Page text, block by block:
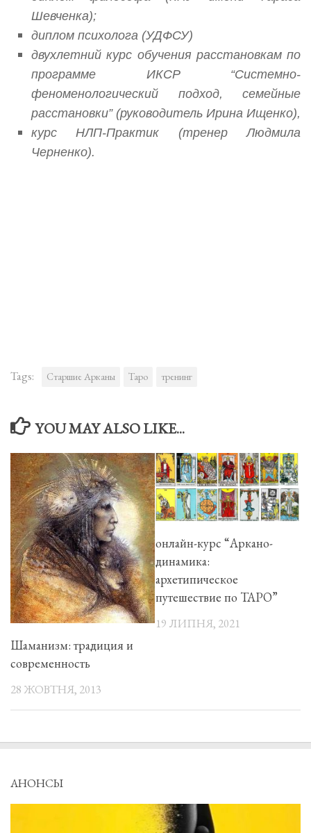
Шевченка);
диплом психолога (УДФСУ)
двухлетний курс обучения расстановкам по
программе ИКСР “Системно-
феноменологический подход, семейные
расстановки” (руководитель Ирина Ищенко),
курс НЛП-Практик (тренер Людмила
Черненко).
Tags: Старшие Арканы Таро тренинг
YOU MAY ALSO LIKE...
Шаманизм: традиция и
современность
28 ЖОВТНЯ, 2013
онлайн-курс “Аркано-
динамика:
архетипическое
путешествие по ТАРО”
19 ЛИПНЯ, 2021
АНОНСЫ